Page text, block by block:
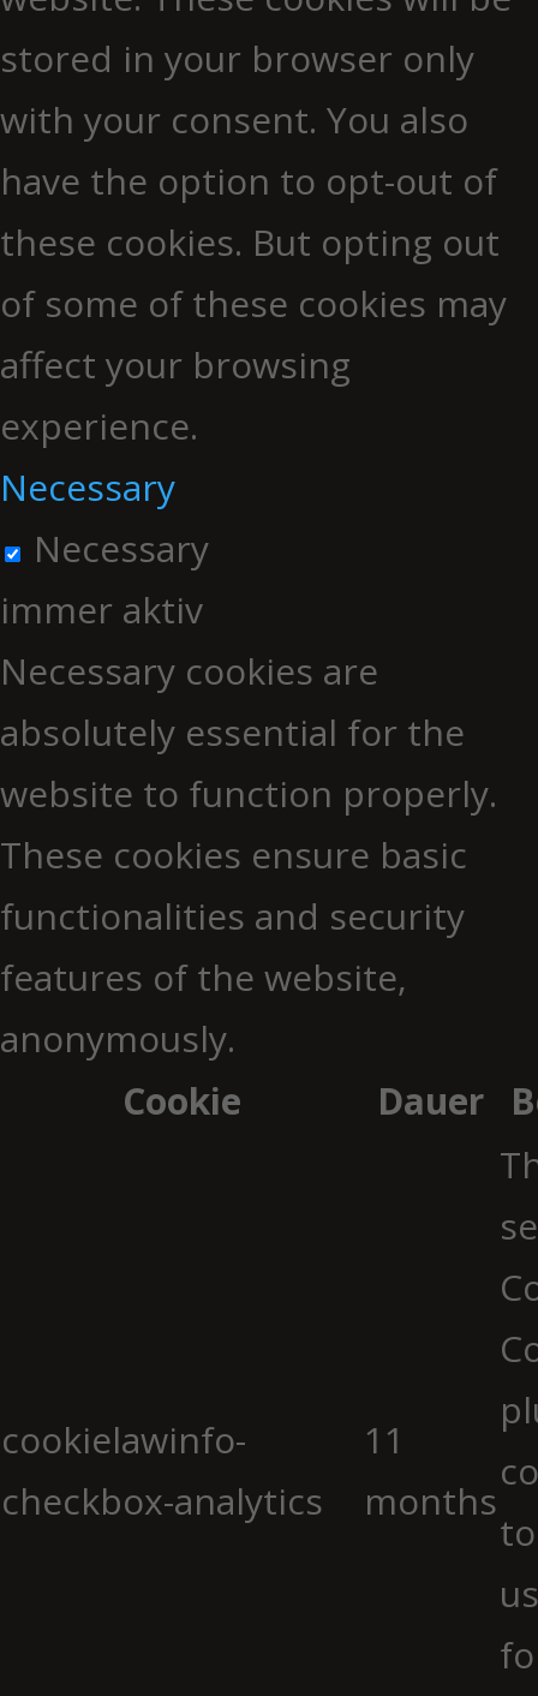
stored in your browser only
with your consent. You also
have the option to opt-out of
these cookies. But opting out
of some of these cookies may
affect your browsing
experience.
Necessary
Necessary
immer aktiv
Necessary cookies are
absolutely essential for the
website to function properly.
These cookies ensure basic
functionalities and security
features of the website,
anonymously.
Cookie
Dauer
cookielawinfo-
checkbox-analytics
11
months